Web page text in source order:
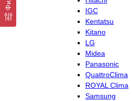
IGC
Kentatsu
Kitano
LG
Midea
Panasonic
QuattroClima
ROYAL Clima
Samsung